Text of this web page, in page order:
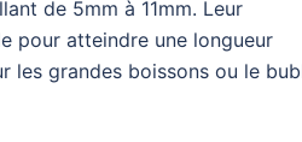
de 5mm à 11mm. Leur
pour atteindre une longueur
les grandes boissons ou le